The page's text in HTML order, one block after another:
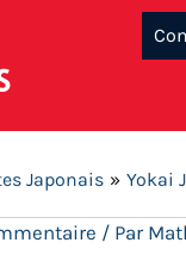
Japonais Yokai
/ Par